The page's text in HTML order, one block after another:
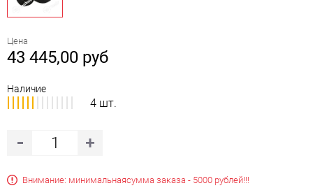
Цена
43 445,00 руб
Наличие
4 шт.
Внимание: минимальнаясумма заказа - 5000 рублей!!!